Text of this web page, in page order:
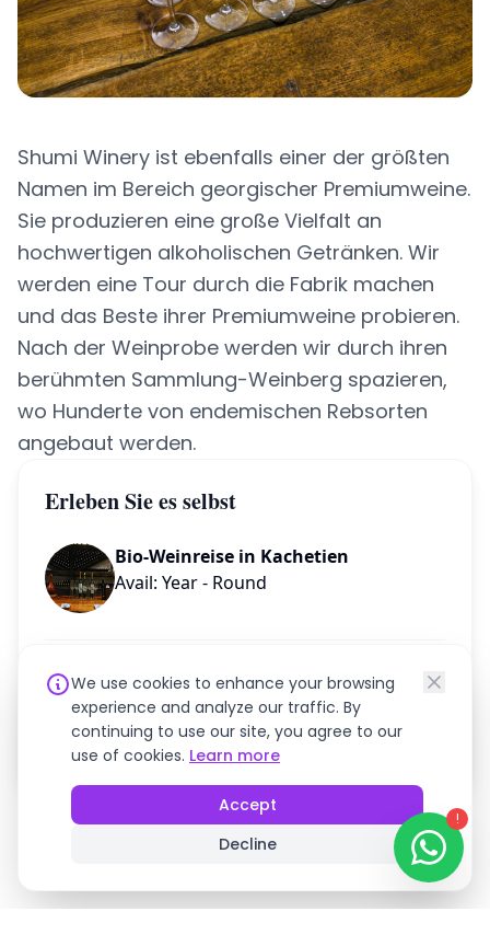
We use cookies to enhance your browsing
experience and analyze our traffic. By
continuing to use our site, you agree to our
use of cookies. Learn more
Accept
Decline
Shumi Winery ist ebenfalls einer der größten
Namen im Bereich georgischer Premiumweine.
Sie produzieren eine große Vielfalt an
hochwertigen alkoholischen Getränken. Wir
werden eine Tour durch die Fabrik machen
und das Beste ihrer Premiumweine probieren.
Nach der Weinprobe werden wir durch ihren
berühmten Sammlung-Weinberg spazieren,
wo Hunderte von endemischen Rebsorten
angebaut werden.
Erleben Sie es selbst
Bio-Weinreise in Kachetien
Avail: Year - Round
Brauchen Sie Hilfe bei der Planung Ihrer Reise?
Chat auf WhatsApp
!